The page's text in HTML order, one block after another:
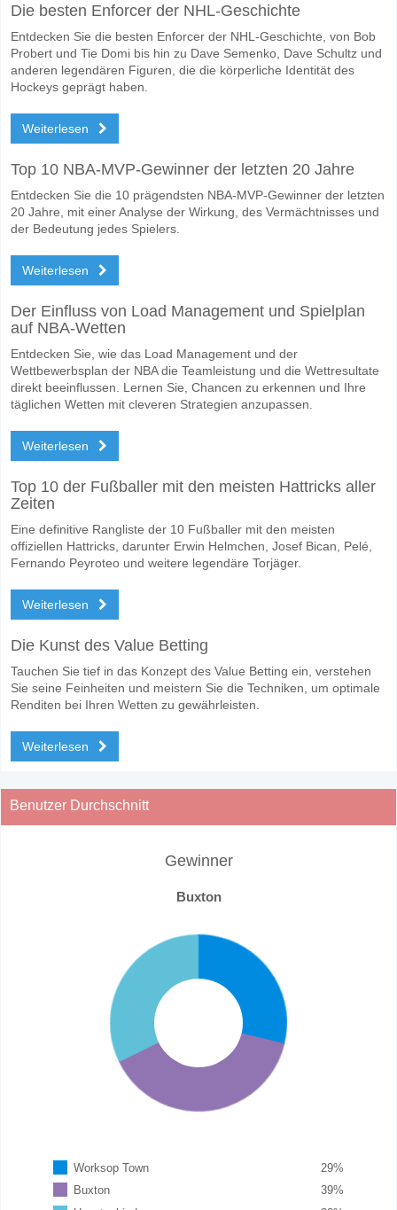
Auf der riskanten Seite, können Sie das Korrektes Ergebnis von
Die besten Enforcer der NHL-Geschichte
Entdecken Sie die besten Enforcer der NHL-Geschichte, von Bob
Probert und Tie Domi bis hin zu Dave Semenko, Dave Schultz und
anderen legendären Figuren, die die körperliche Identität des
Hockeys geprägt haben.
Weiterlesen
Top 10 NBA-MVP-Gewinner der letzten 20 Jahre
Entdecken Sie die 10 prägendsten NBA-MVP-Gewinner der letzten
20 Jahre, mit einer Analyse der Wirkung, des Vermächtnisses und
der Bedeutung jedes Spielers.
Weiterlesen
Der Einfluss von Load Management und Spielplan
auf NBA-Wetten
Entdecken Sie, wie das Load Management und der
Wettbewerbsplan der NBA die Teamleistung und die Wettresultate
direkt beeinflussen. Lernen Sie, Chancen zu erkennen und Ihre
täglichen Wetten mit cleveren Strategien anzupassen.
Weiterlesen
Top 10 der Fußballer mit den meisten Hattricks aller
Zeiten
Eine definitive Rangliste der 10 Fußballer mit den meisten
offiziellen Hattricks, darunter Erwin Helmchen, Josef Bican, Pelé,
Fernando Peyroteo und weitere legendäre Torjäger.
Weiterlesen
Die Kunst des Value Betting
Tauchen Sie tief in das Konzept des Value Betting ein, verstehen
Sie seine Feinheiten und meistern Sie die Techniken, um optimale
Renditen bei Ihren Wetten zu gewährleisten.
Weiterlesen
Benutzer Durchschnitt
Gewinner
Buxton
Worksop Town %
29
Buxton
%
39